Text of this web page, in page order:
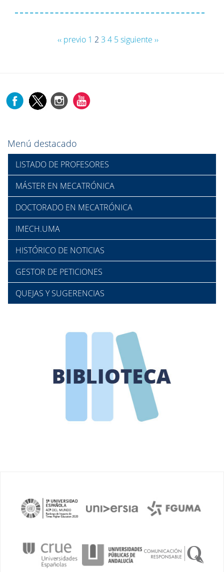
‹‹ previo 1 2 3 4 5siguiente ››
Menú destacado
LISTADO DE PROFESORES
MÁSTER EN MECATRÓNICA
DOCTORADO EN MECATRÓNICA
IMECH.UMA
HISTÓRICO DE NOTICIAS
GESTOR DE PETICIONES
QUEJAS Y SUGERENCIAS